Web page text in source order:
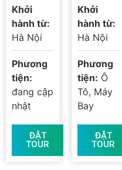
Khởi
hành từ:
Hà Nội
Phương
tiện:
đang cập
nhật
ĐẶT
TOUR
Khởi
hành từ:
Hà Nội
Phương
tiện: Ô
Tô, Máy
Bay
ĐẶT
TOUR